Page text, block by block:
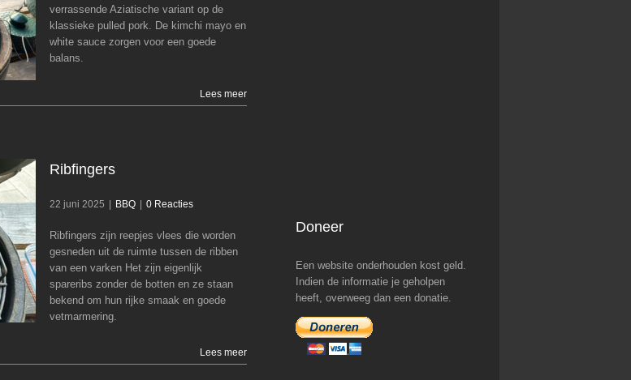
Koreaanse Pulled Pork
BBQ
verrassende Aziatische variant op de
klassieke pulled pork. De kimchi mayo en
white sauce zorgen voor een goede
balans.
Lees meer
Ribfingers
BBQ
Ribfingers
22 juni 2025 | BBQ | 0 Reacties
Ribfingers zijn reepjes vlees die worden
gesneden uit de ruimte tussen de ribben
van een varken Het zijn eigenlijk
spareribs zonder de botten en ze staan
bekend om hun rijke smaak en goede
vetmarmering.
Lees meer
Doneer
Een website onderhouden kost geld.
Indien de informatie je geholpen
heeft, overweeg dan een donatie.